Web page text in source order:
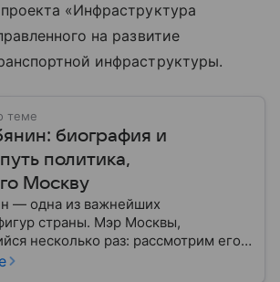
«Инфраструктура
на развитие
инфраструктуры.
теме
биография и
политика,
Москву
— одна из важнейших
страны. Мэр Москвы,
несколько раз: рассмотрим его